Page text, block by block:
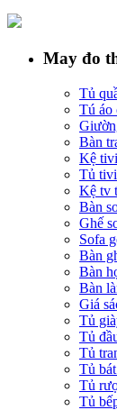
May đo
Tủ
Tú áo
Bàn
Kệ tivi
Tủ tivi
Kệ tv
Bàn
Ghế
Sofa
Bàn
Bàn
Bàn
Giá
Tủ
Tủ
Tủ
Tủ
Tủ
Tủ